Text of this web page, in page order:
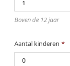
Boven de 12 jaar
Aantal kinderen *